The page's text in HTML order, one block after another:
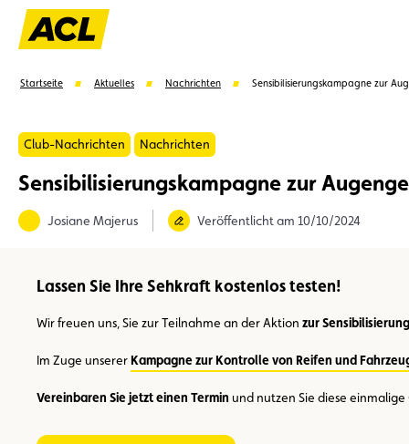
Vorschläge
Startseite Aktuelles Nachrichten Sensibilisierungskampagne zur
Club-Nachrichten Nachrichten
Sensibilisierungskampagne zur
Josiane Majerus Veröffentlicht am 10/10/2024
Lassen Sie Ihre Sehkraft kostenlos testen!
Wir freuen uns, Sie zur Teilnahme an der Aktion zur
Im Zuge unserer Kampagne zur Kontrolle von Reifen und
Vereinbaren Sie jetzt einen Termin und nutzen Sie diese